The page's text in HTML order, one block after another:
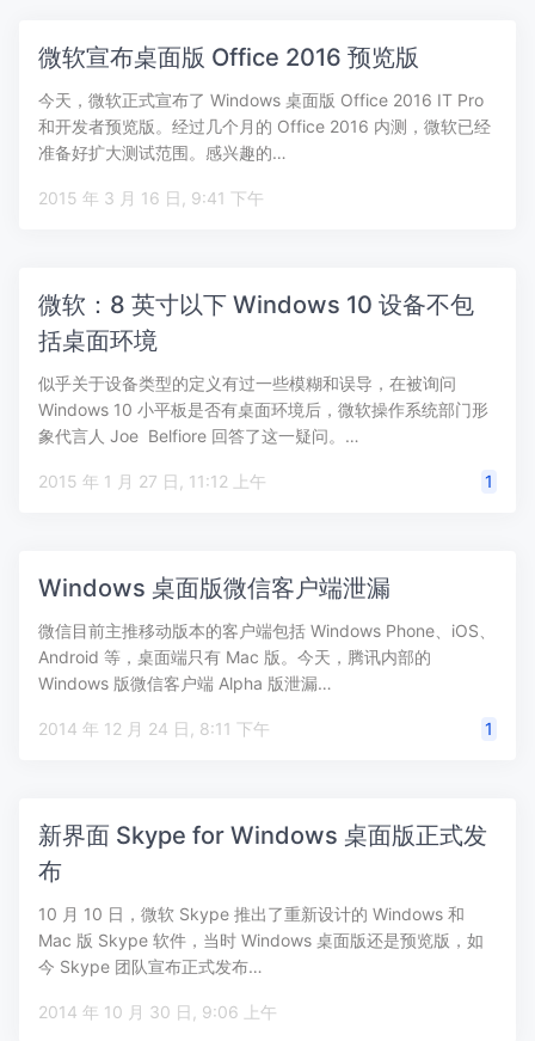
微软宣布桌面版 Office 2016 预览版
今天，微软正式宣布了 Windows 桌面版 Office 2016 IT Pro
和开发者预览版。经过几个月的 Office 2016 内测，微软已经
准备好扩大测试范围。感兴趣的…
2015 年 3 月 16 日, 9:41 下午
微软：8 英寸以下 Windows 10 设备不包
括桌面环境
似乎关于设备类型的定义有过一些模糊和误导，在被询问
Windows 10 小平板是否有桌面环境后，微软操作系统部门形
象代言人 Joe Belfiore 回答了这一疑问。…
2015 年 1 月 27 日, 11:12 上午 1
Windows 桌面版微信客户端泄漏
微信目前主推移动版本的客户端包括 Windows Phone、iOS、
Android 等，桌面端只有 Mac 版。今天，腾讯内部的
Windows 版微信客户端 Alpha 版泄漏…
2014 年 12 月 24 日, 8:11 下午 1
新界面 Skype for Windows 桌面版正式发
布
10 月 10 日，微软 Skype 推出了重新设计的 Windows 和
Mac 版 Skype 软件，当时 Windows 桌面版还是预览版，如
今 Skype 团队宣布正式发布…
2014 年 10 月 30 日, 9:06 上午